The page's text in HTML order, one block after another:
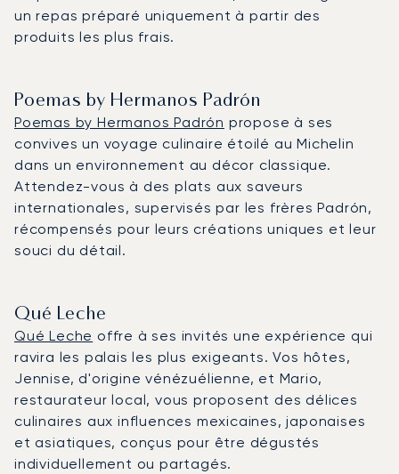
un repas préparé uniquement à partir des
produits les plus frais.
Poemas by Hermanos Padrón
Poemas by Hermanos Padrón propose à ses
convives un voyage culinaire étoilé au Michelin
dans un environnement au décor classique.
Attendez-vous à des plats aux saveurs
internationales, supervisés par les frères Padrón,
récompensés pour leurs créations uniques et leur
souci du détail.
Qué Leche
Qué Leche offre à ses invités une expérience qui
ravira les palais les plus exigeants. Vos hôtes,
Jennise, d'origine vénézuélienne, et Mario,
restaurateur local, vous proposent des délices
culinaires aux influences mexicaines, japonaises
et asiatiques, conçus pour être dégustés
individuellement ou partagés.